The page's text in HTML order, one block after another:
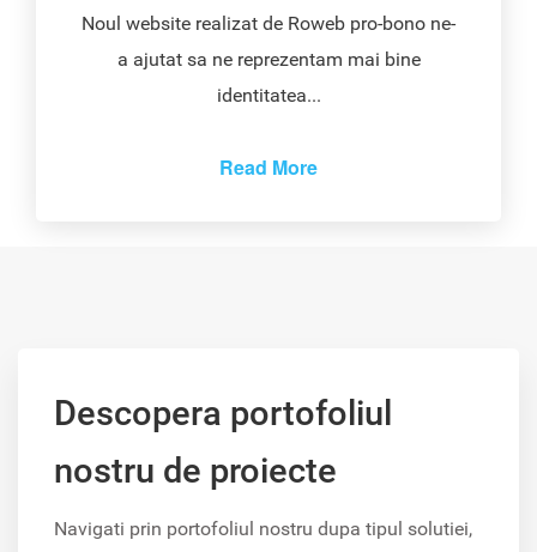
Noul website realizat de Roweb pro-bono ne-
a ajutat sa ne reprezentam mai bine
identitatea...
Read More
Descopera portofoliul
nostru de proiecte
Navigati prin portofoliul nostru dupa tipul solutiei,